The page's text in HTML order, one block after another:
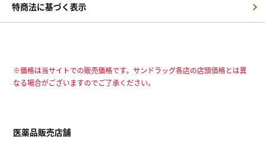
特商法に基づく表示
※価格は当サイトでの販売価格です。サンドラッグ各店の店頭価格とは異
なる場合がございますのでご了承ください。
医薬品販売店舗